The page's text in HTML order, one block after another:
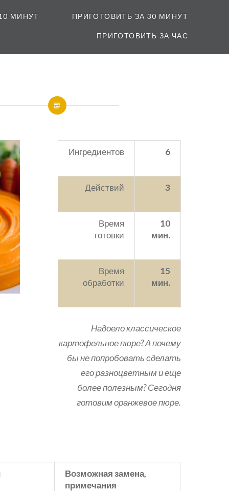
МИНУТ ПРИГОТОВИТЬ ЗА 30 МИНУТ
ПРИГОТОВИТЬ ЗА ЧАС
Ингредиентов 6
Действий 3
Время
готовки
10
мин.
Время
обработки
15
мин.
Надоело классическое
картофельное пюре? А почему
бы не попробовать сделать
его разноцветным и еще
более полезным? Сегодня
готовим оранжевое пюре.
Возможная замена,
примечания